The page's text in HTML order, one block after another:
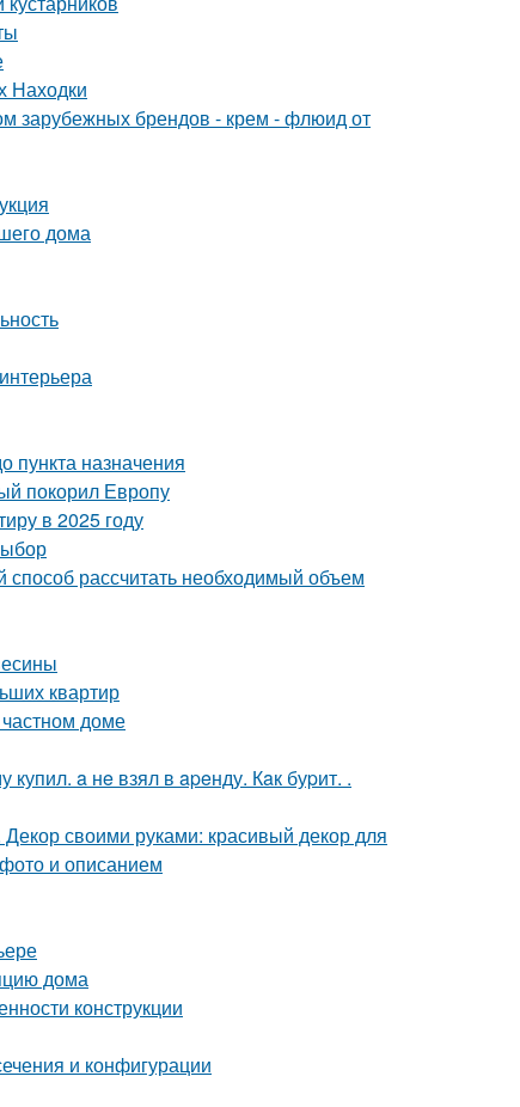
Находки
зарубежных брендов - крем - флюид от
дома
пункта назначения
покорил Европу
в 2025 году
рассчитать необходимый объем
квартир
доме
a нe взял в apeнду. Кaк буpит. .
своими руками: красивый декор для
и описанием
дома
конструкции
и конфигурации